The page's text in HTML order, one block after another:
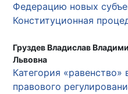
Федерацию новых
Конституционная
Груздев Владислав
Львовна
Категория
правового